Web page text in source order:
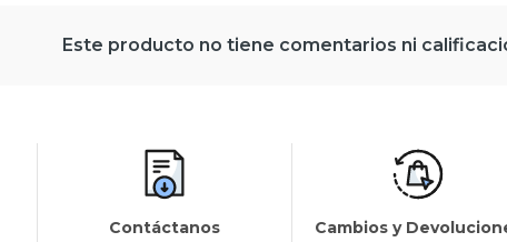
Este producto no tiene comentarios ni
Contáctanos Cambios y